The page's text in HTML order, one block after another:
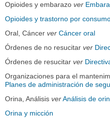
Opioides y embarazo ver
Opioides y trastorno por
Oral, Cáncer ver Cáncer oral
Órdenes de no resucitar ver
Órdenes de resucitar ver
Organizaciones para el
Planes de administración de
Orina, Análisis verAnálisis de
Orina y micción